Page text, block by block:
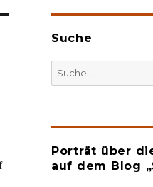
Suche
Porträt über
auf dem Blog